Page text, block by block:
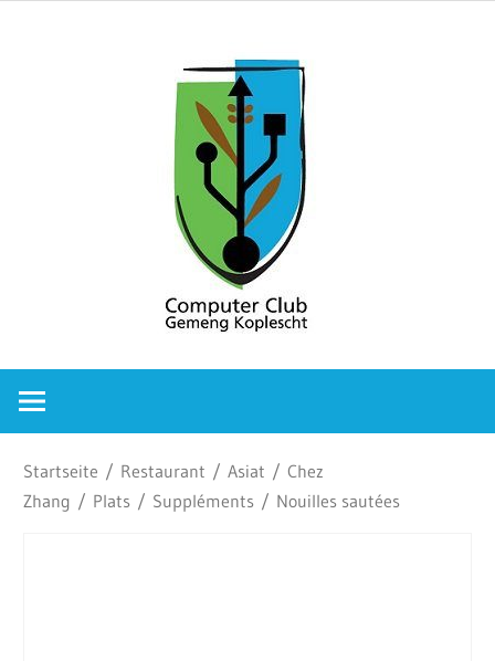
Club
Startseite / Restaurant /Asiat /Chez
Zhang / Plats / Suppléments / Nouilles sautées